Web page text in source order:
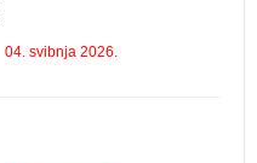
04. svibnja 2026.